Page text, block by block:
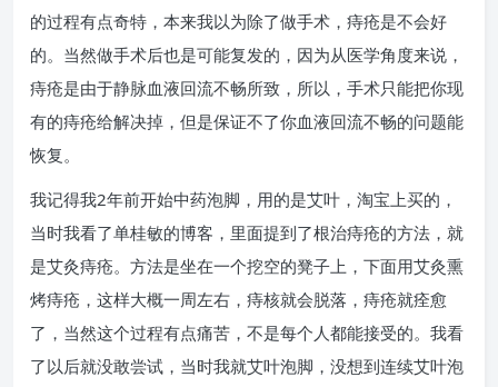
的过程有点奇特，本来我以为除了做手术，痔疮是不会好
的。当然做手术后也是可能复发的，因为从医学角度来说，
痔疮是由于静脉血液回流不畅所致，所以，手术只能把你现
有的痔疮给解决掉，但是保证不了你血液回流不畅的问题能
恢复。
我记得我2年前开始中药泡脚，用的是艾叶，淘宝上买的，
当时我看了单桂敏的博客，里面提到了根治痔疮的方法，就
是艾灸痔疮。方法是坐在一个挖空的凳子上，下面用艾灸熏
烤痔疮，这样大概一周左右，痔核就会脱落，痔疮就痊愈
了，当然这个过程有点痛苦，不是每个人都能接受的。我看
了以后就没敢尝试，当时我就艾叶泡脚，没想到连续艾叶泡